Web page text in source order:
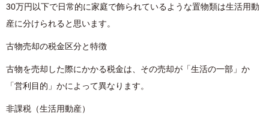
30万円以下で日常的に家庭で飾られているような置物類は生活用動
産に分けられると思います。
古物売却の税金区分と特徴
古物を売却した際にかかる税金は、その売却が「生活の一部」か
「営利目的」かによって異なります。
非課税（生活用動産）